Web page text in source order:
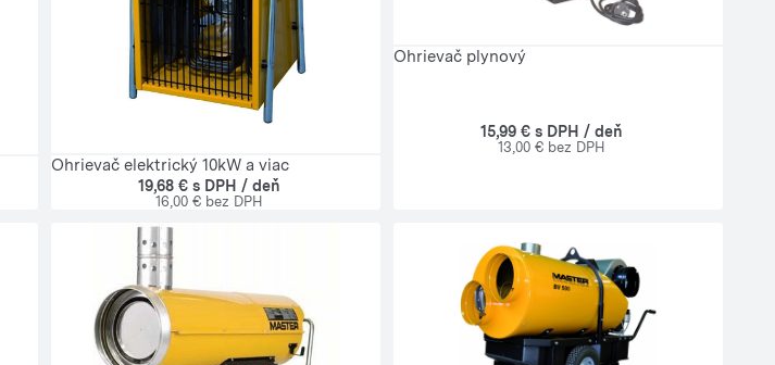
Ohrievač elektrický 10kW a viac
19,68 € s DPH / deň
16,00 € bez DPH
Ohrievač plynový
15,99 € s DPH / deň
13,00 € bez DPH